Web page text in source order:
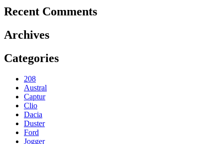
Recent Comments
Archives
Categories
208
Austral
Captur
Clio
Dacia
Duster
Ford
Jogger